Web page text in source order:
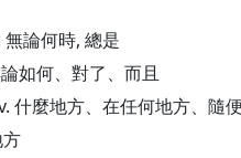
論何時, 總是
如何、對了、而且
什麼地方、在任何地方、隨